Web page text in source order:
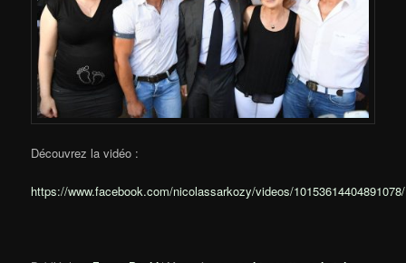
Découvrez la vidéo :
https://www.facebook.com/nicolassarkozy/videos/10153614404891078/